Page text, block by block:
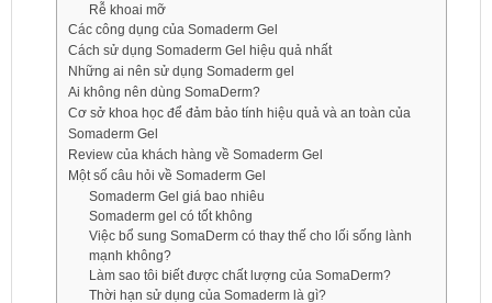
Rễ khoai mỡ
Các công dụng của Somaderm Gel
Cách sử dụng Somaderm Gel hiệu quả nhất
Những ai nên sử dụng Somaderm gel
Ai không nên dùng SomaDerm?
Cơ sở khoa học để đảm bảo tính hiệu quả và an toàn của
Somaderm Gel
Review của khách hàng về Somaderm Gel
Một số câu hỏi về Somaderm Gel
Somaderm Gel giá bao nhiêu
Somaderm gel có tốt không
Việc bổ sung SomaDerm có thay thế cho lối sống lành
mạnh không?
Làm sao tôi biết được chất lượng của SomaDerm?
Thời hạn sử dụng của Somaderm là gì?